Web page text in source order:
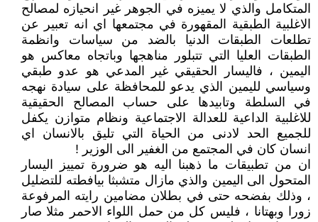
المتكامل والذي لا يميزه في الجوهر غير انحيازه لمصالح
الاغلبية الطبقية المقهورة في مجتمعها اي انه تعبير عن
تطلعات الطبقات الدنيا بالضد من سياسات وانظمة
الطبقات العليا التي تتبلور مناهجها وباتجاه معاكس هو
اليمين ، فاليسار الحقيقي غير المدعي هو عدو طبقي
وسياسي لليمين الذي يدعو للمحافظة على سيادة نهجه
في السلطة وتابيدها على حساب المصالح الحقيقية
للاغلبية الداعية للعدالة الاجتماعية ونظام متوازن يكفل
للجميع الحد لادنى من الحياة التي تليق بالانسان اي
انسان كان في المجتمع من الغفير الى الوزير !
ان من تطبيقات ما ذهبنا اليه هو ضرورة تمييز اليسار
المتحول الى اليمين والذي مازال متشبثا بيافطته للتضليل
، وذلك بفضحه حتى في بطلان مضامين رايته المرفوعة
زورا وبهتانا ، فليس كل من حمل اللواء الاحمر مثلا صار